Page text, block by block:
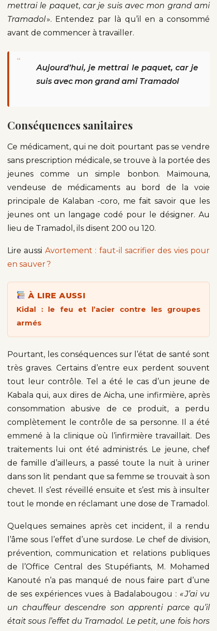
mettrai le paquet, car je suis avec mon grand ami
Tramadol». Entendez par là qu’il en a consommé
avant de commencer à travailler.
“
Aujourd’hui, je mettrai le paquet, car je
suis avec mon grand ami Tramadol
Conséquences sanitaires
Ce médicament, qui ne doit pourtant pas se vendre
sans prescription médicale, se trouve à la portée des
jeunes comme un simple bonbon. Maïmouna,
vendeuse de médicaments au bord de la voie
principale de Kalaban -coro, me fait savoir que les
jeunes ont un langage codé pour le désigner. Au
lieu de Tramadol, ils disent 200 ou 120.
Lire aussi Avortement : faut-il sacrifier des vies pour
en sauver ?
À LIRE AUSSI
Kidal : le feu et l’acier contre les groupes
armés
Pourtant, les conséquences sur l’état de santé sont
très graves. Certains d’entre eux perdent souvent
tout leur contrôle. Tel a été le cas d’un jeune de
Kabala qui, aux dires de Aicha, une infirmière, après
consommation abusive de ce produit, a perdu
complètement le contrôle de sa personne. Il a été
emmené à la clinique où l’infirmière travaillait. Des
traitements lui ont été administrés. Le jeune, chef
de famille d’ailleurs, a passé toute la nuit à uriner
dans son lit pendant que sa femme se trouvait à son
chevet. Il s’est réveillé ensuite et s’est mis à insulter
tout le monde en réclamant une dose de Tramadol.
Quelques semaines après cet incident, il a rendu
l’âme sous l’effet d’une surdose. Le chef de division,
prévention, communication et relations publiques
de l’Office Central des Stupéfiants, M. Mohamed
Kanouté n’a pas manqué de nous faire part d’une
de ses expériences vues à Badalabougou : « J’ai vu
un chauffeur descendre son apprenti parce qu’il
était sous l’effet du Tramadol. Le petit, une fois hors